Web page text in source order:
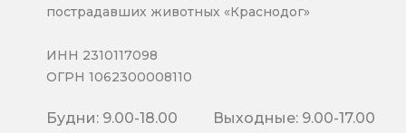
пострадавших животных «Краснодог»
ИНН 2310117098
ОГРН 1062300008110
Будни: 9.00-18.00 Выходные: 9.00-17.00